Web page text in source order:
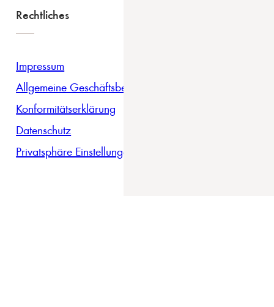
Rechtliches
Impressum
Allgemeine Geschäftsbedingungen
Konformitätserklärung
Datenschutz
Privatsphäre Einstellungen